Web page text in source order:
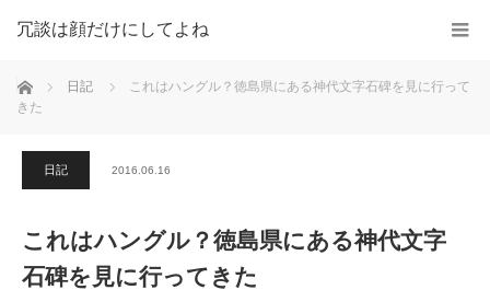
冗談は顔だけにしてよね
ホーム 日記
これはハングル？徳島県にある神代文字石碑を見に行って
きた
日記 2016.06.16
これはハングル？徳島県にある神代文字
石碑を見に行ってきた